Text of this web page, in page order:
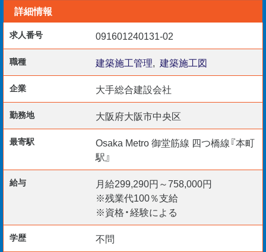
◆施工図作成業務5年以上のご経験
◆1級建築施工管理技士、2級建築施工管理技士
【勤務開始日】
◆ 即日～随時
即日からご就業頂ける方を優遇してお迎え◎
大手ゼネコンで働きたい方、奮ってご応募ください！
『給与仮払い制度アリ』
『資格取得支援制度アリ』
『リモート面談 随時実施！』
詳細情報
求人番号 091601240131-02
職種 建築施工管理,建築施工図
企業 大手総合建設会社
勤務地 大阪府大阪市中央区
最寄駅
Osaka Metro 御堂筋線 四つ橋線『本町
駅』
給与
月給299,290円～758,000円
※残業代100％支給
※資格・経験による
学歴 不問